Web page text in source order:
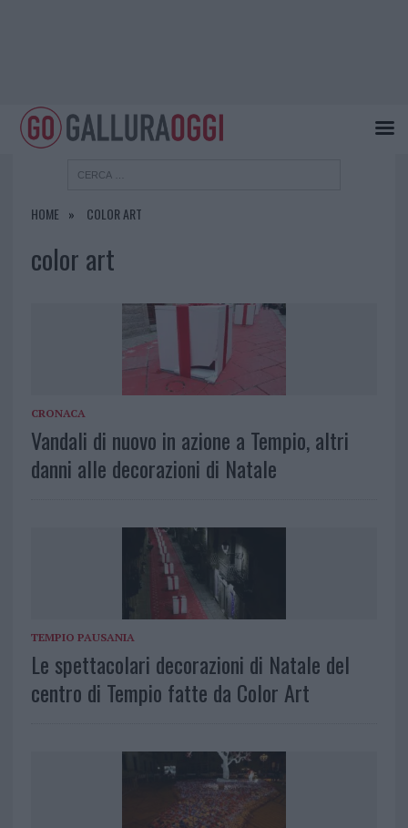
HOME COLOR ART
color art
CRONACA
Vandali di nuovo in azione a Tempio, altri
danni alle decorazioni di Natale
TEMPIO PAUSANIA
Le spettacolari decorazioni di Natale del
centro di Tempio fatte da Color Art